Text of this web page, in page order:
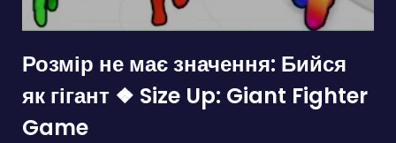
Розмір не має значення: Бийся
як гігант ❖ Size Up: Giant Fighter
Game